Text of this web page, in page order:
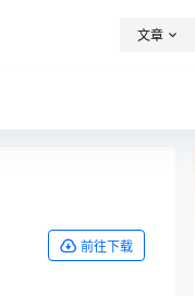
文章
前往下载